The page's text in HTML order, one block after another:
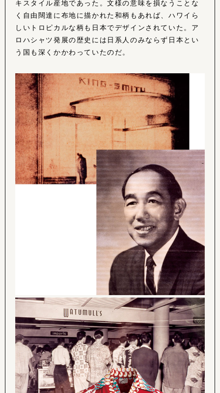
キスタイル産地であった。文様の意味を損なうことな
く自由闊達に布地に描かれた和柄もあれば、ハワイら
しいトロピカルな柄も日本でデザインされていた。ア
ロハシャツ発展の歴史には日系人のみならず日本とい
う国も深くかかわっていたのだ。